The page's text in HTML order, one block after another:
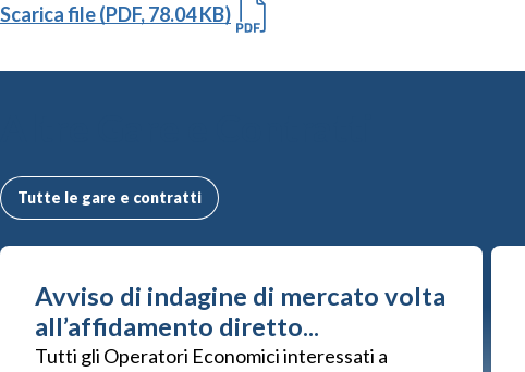
Scarica file (PDF, 78.04 KB)
Tutte le gare e contratti
Avviso di indagine di mercato volta
all’affidamento diretto...
Tutti gli Operatori Economici interessati a